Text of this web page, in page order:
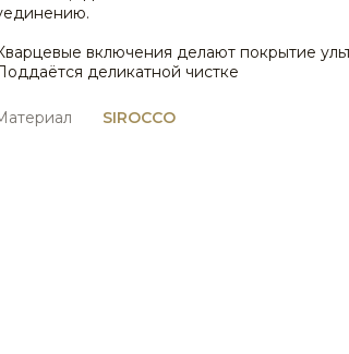
включения делают покрытие
деликатной чистке
SIROCCO